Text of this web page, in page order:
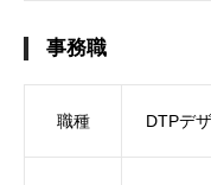
事務職
職種 DTPデ